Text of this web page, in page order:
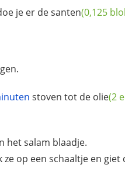
je er desanten(0,125
stoven tot de olie(2
het salam blaadje.
ze op een schaaltje en giet